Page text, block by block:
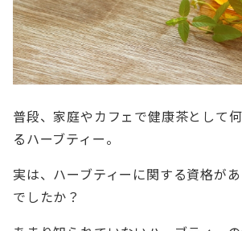
普段、家庭やカフェで健康茶として
るハーブティー。
実は、ハーブティーに関する資格が
でしたか？